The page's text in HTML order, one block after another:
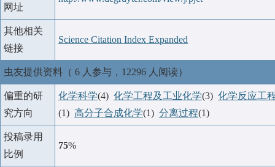
网址
其他相关
链接
Science Citation Index Expanded
虫友提供资料（ 6 人参与，12296 人阅读）
偏重的研
究方向
化学科学(4) 化学工程及工业化学(3) 化学反应工
(1) 高分子合成化学(1) 分离过程(1)
投稿录用
比例
75%